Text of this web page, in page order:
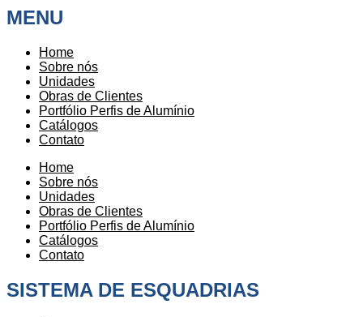
MENU
Home
Sobre nós
Unidades
Obras de Clientes
Portfólio Perfis de Alumínio
Catálogos
Contato
Home
Sobre nós
Unidades
Obras de Clientes
Portfólio Perfis de Alumínio
Catálogos
Contato
SISTEMA DE ESQUADRIAS